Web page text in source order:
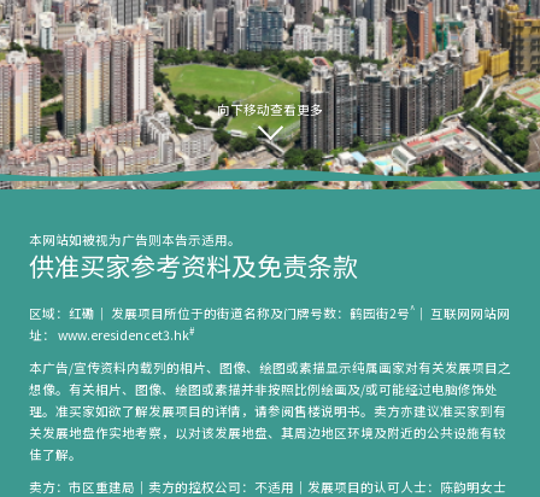
向下移动查看更多
本网站如被视为广告则本告示适用。
供准买家参考资料及免责条款
区域：红磡｜ 发展项目所位于的街道名称及门牌号数：鹤园街2号^ ｜ 互联网网站网
址： www.eresidencet3.hk#
本广告/宣传资料内载列的相片、图像、绘图或素描显示纯属画家对有关发展项目之
想像。有关相片、图像、绘图或素描并非按照比例绘画及/或可能经过电脑修饰处
理。准买家如欲了解发展项目的详情，请参阅售楼说明书。卖方亦建议准买家到有
关发展地盘作实地考察，以对该发展地盘、其周边地区环境及附近的公共设施有较
佳了解。
卖方：市区重建局｜卖方的控权公司：不适用｜发展项目的认可人士：陈韵明女士